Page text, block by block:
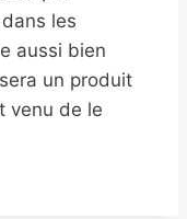
les
aussi bien
un produit
venu de le